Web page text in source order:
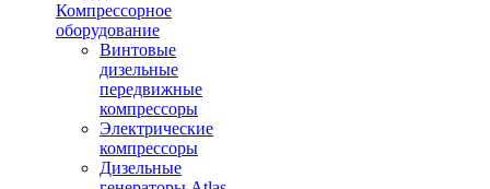
Компрессорное
оборудование
Винтовые
дизельные
передвижные
компрессоры
Электрические
компрессоры
Дизельные